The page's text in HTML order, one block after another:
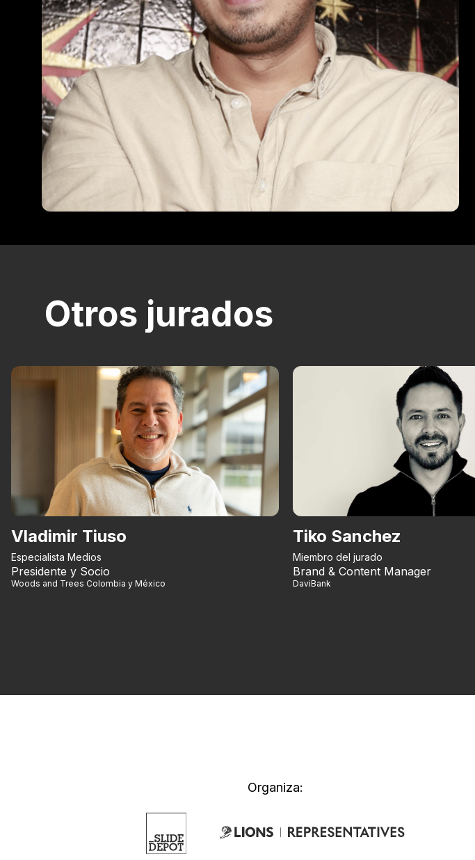
Otros jurados
Vladimir Tiuso
Especialista Medios
Presidente y Socio
Woods and Trees Colombia y México
Tiko Sanchez
Miembro del jurado
Brand & Content Manager
DaviBank
Organiza: